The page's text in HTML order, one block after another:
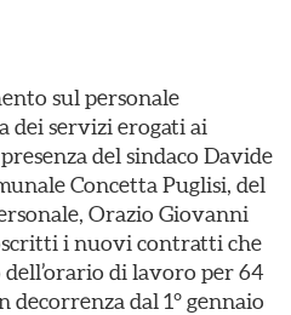
sul personale
dei servizi erogati ai
del sindaco Davide
Concetta Puglisi, del
Orazio Giovanni
i nuovi contratti che
di lavoro per 64
dal 1° gennaio